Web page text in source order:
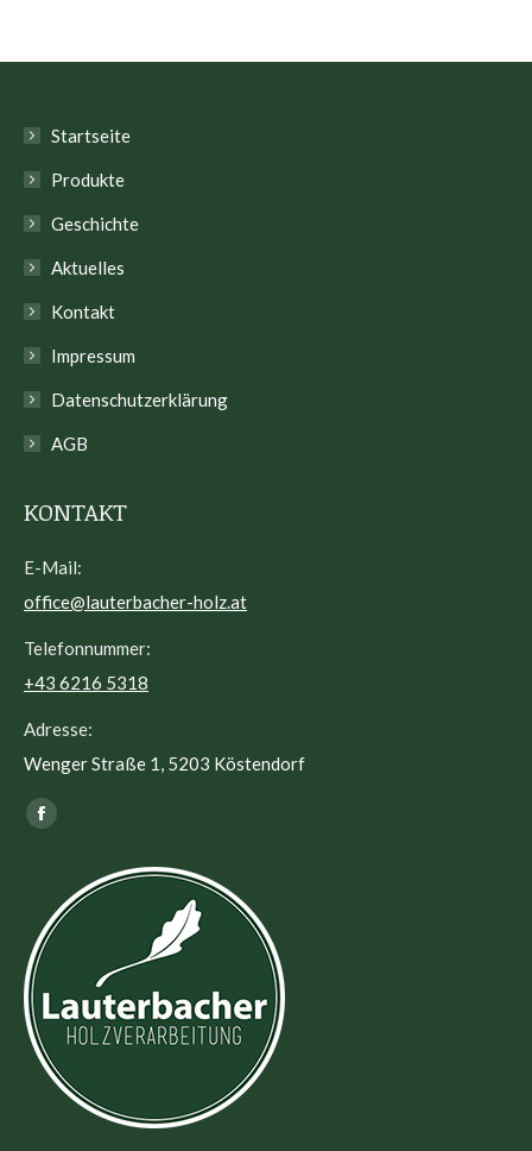
Startseite
Produkte
Geschichte
Aktuelles
Kontakt
Impressum
Datenschutzerklärung
AGB
KONTAKT
E-Mail:
office@lauterbacher-holz.at
Telefonnummer:
+43 6216 5318
Adresse:
Wenger Straße 1, 5203 Köstendorf
Finden Sie uns auf:
Facebook
opens
in
new
window